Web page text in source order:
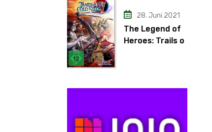
28. Juni 2021
The Legend of
Heroes: Trails of